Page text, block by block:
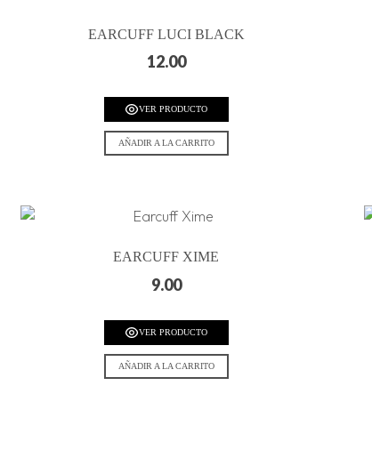
EARCUFF LUCI BLACK
12.00
VER PRODUCTO
AÑADIR A LA CARRITO
EARCUFF XIME
9.00
VER PRODUCTO
AÑADIR A LA CARRITO